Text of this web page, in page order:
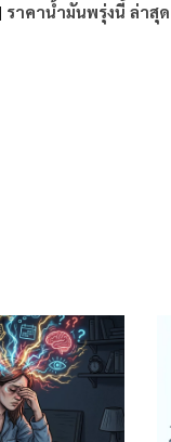
| ราคาน้ำมันพรุ่งนี้ ล่าสุด